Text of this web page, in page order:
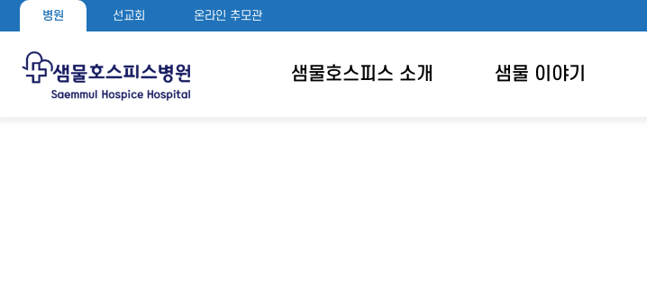
병원 선교회 온라인 추모관
샘물호스피스 소개 샘물 이야기